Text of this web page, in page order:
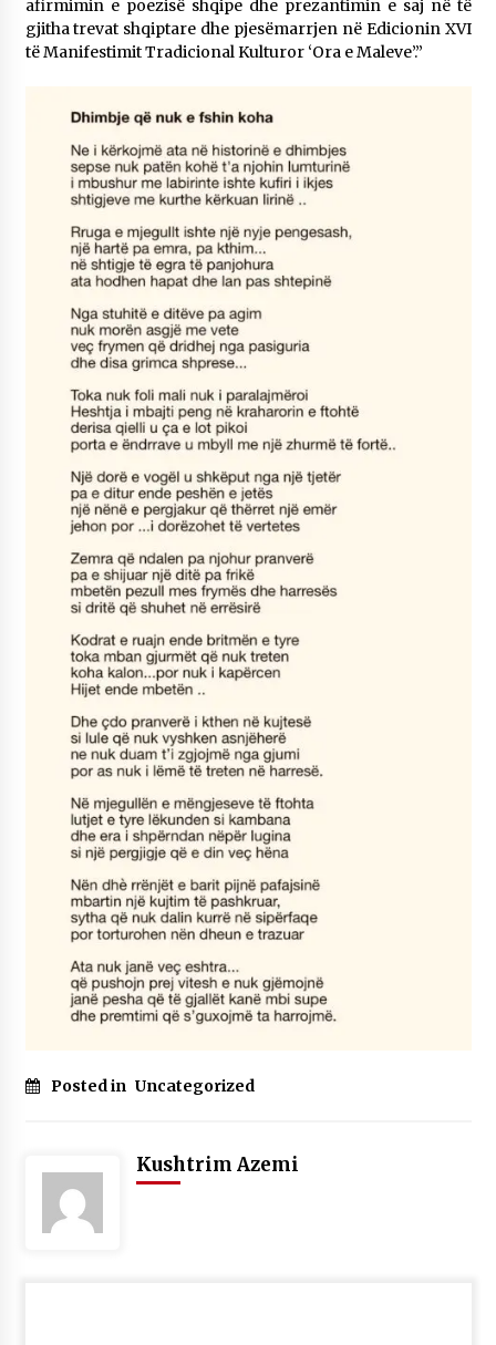
afirmimin e poezisë shqipe dhe prezantimin e saj në të
gjitha trevat shqiptare dhe pjesëmarrjen në Edicionin XVI
të Manifestimit Tradicional Kulturor ‘Ora e Maleve’.”
Posted in Uncategorized
Kushtrim Azemi